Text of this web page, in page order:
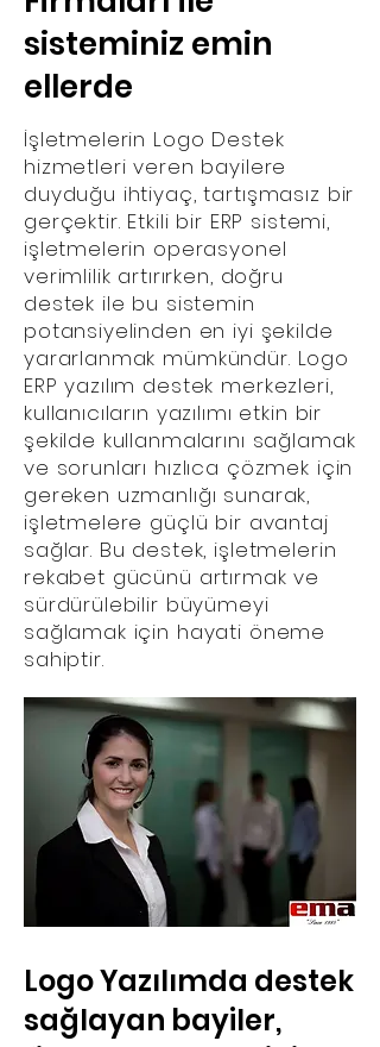
sisteminiz emin
ellerde
İşletmelerin Logo Destek
hizmetleri veren bayilere
duyduğu ihtiyaç, tartışmasız bir
gerçektir. Etkili bir ERP sistemi,
işletmelerin operasyonel
verimlilik artırırken, doğru
destek ile bu sistemin
potansiyelinden en iyi şekilde
yararlanmak mümkündür. Logo
ERP yazılım destek merkezleri,
kullanıcıların yazılımı etkin bir
şekilde kullanmalarını sağlamak
ve sorunları hızlıca çözmek için
gereken uzmanlığı sunarak,
işletmelere güçlü bir avantaj
sağlar. Bu destek, işletmelerin
rekabet gücünü artırmak ve
sürdürülebilir büyümeyi
sağlamak için hayati öneme
sahiptir.
​Logo Yazılımda destek
sağlayan bayiler,